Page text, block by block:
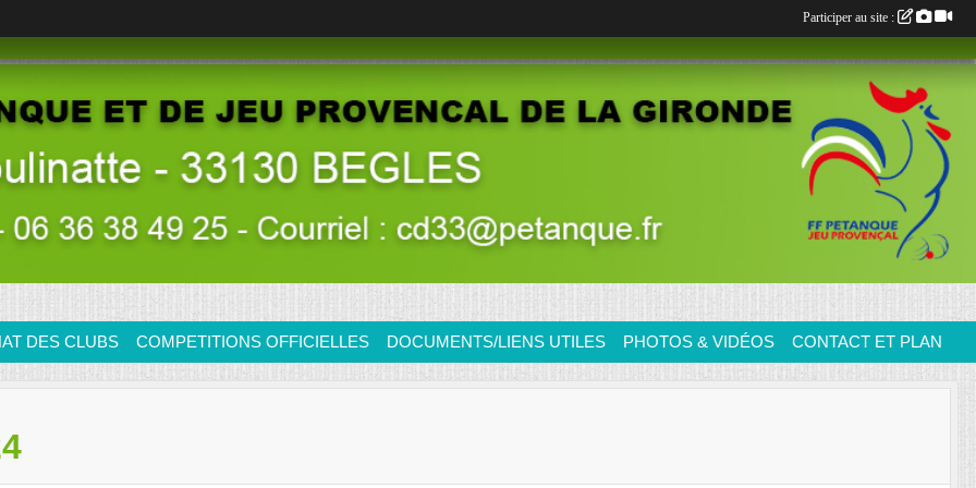
DES CLUBS COMPETITIONS OFFICIELLES DOCUMENTS/LIENS UTILES PHOTOS & VIDÉOS CONTACT ET PLAN
Participer au site :